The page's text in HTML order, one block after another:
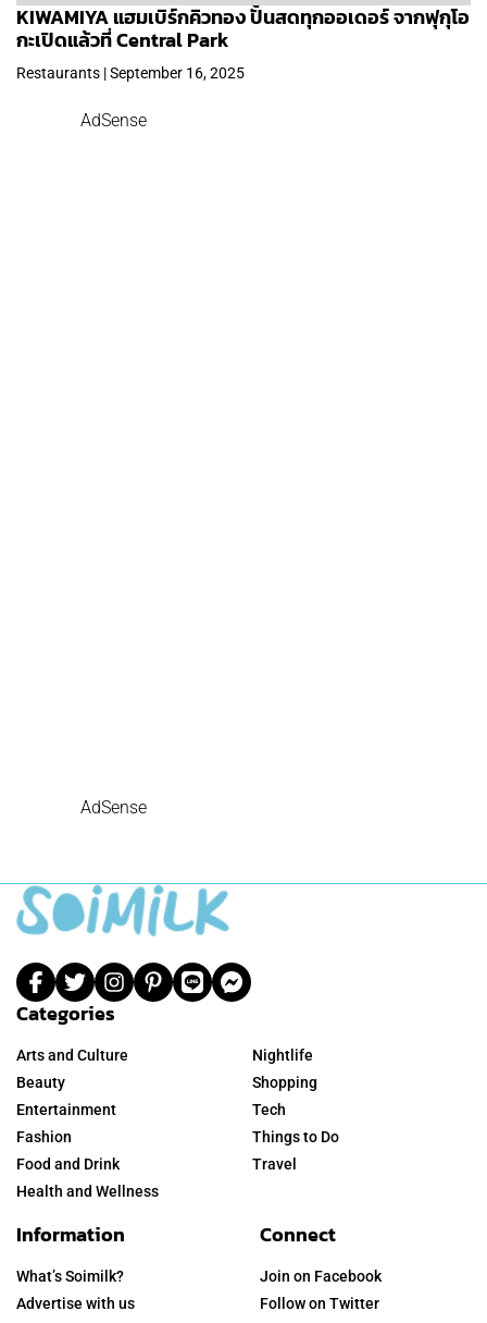
KIWAMIYA แฮมเบิร์กคิวทอง ปั้นสดทุกออเดอร์ จากฟุกุโอ
กะเปิดแล้วที่ Central Park
Restaurants | September 16, 2025
AdSense
AdSense
Categories
Arts and Culture
Beauty
Entertainment
Fashion
Food and Drink
Health and Wellness
Nightlife
Shopping
Tech
Things to Do
Travel
Information
What’s Soimilk?
Advertise with us
Connect
Join on Facebook
Follow on Twitter